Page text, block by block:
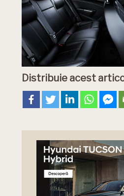
Distribuie acest